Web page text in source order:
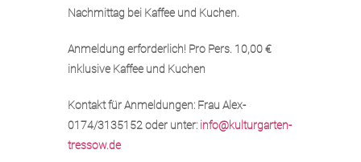
Nachmittag bei Kaffee und Kuchen.
Anmeldung erforderlich! Pro Pers. 10,00 €
inklusive Kaffee und Kuchen
Kontakt für Anmeldungen: Frau Alex-
0174/3135152 oder unter: info@kulturgarten-
tressow.de